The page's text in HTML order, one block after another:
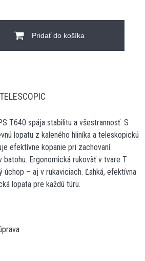
Pridať do košíka
T640 spája stabilitu a všestrannosť. S
lopatu z kaleného hliníka a teleskopickú
efektívne kopanie pri zachovaní
Ergonomická rukoväť v tvare T
úchop – aj v rukaviciach. Ľahká, efektívna
lopata pre každú túru.